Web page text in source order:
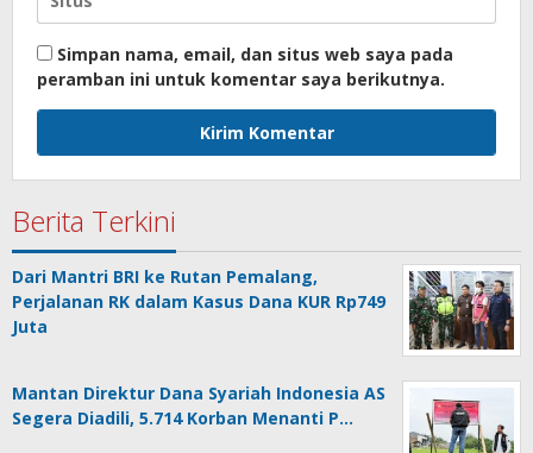
Simpan nama, email, dan situs web saya pada
peramban ini untuk komentar saya berikutnya.
Berita Terkini
Dari Mantri BRI ke Rutan Pemalang,
Perjalanan RK dalam Kasus Dana KUR Rp749
Juta
Mantan Direktur Dana Syariah Indonesia AS
Segera Diadili, 5.714 Korban Menanti P…